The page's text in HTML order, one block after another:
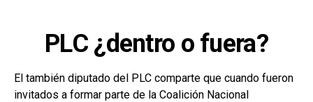
PLC ¿dentro o fuera?
El también diputado del PLC comparte que cuando fueron
invitados a formar parte de la Coalición Nacional